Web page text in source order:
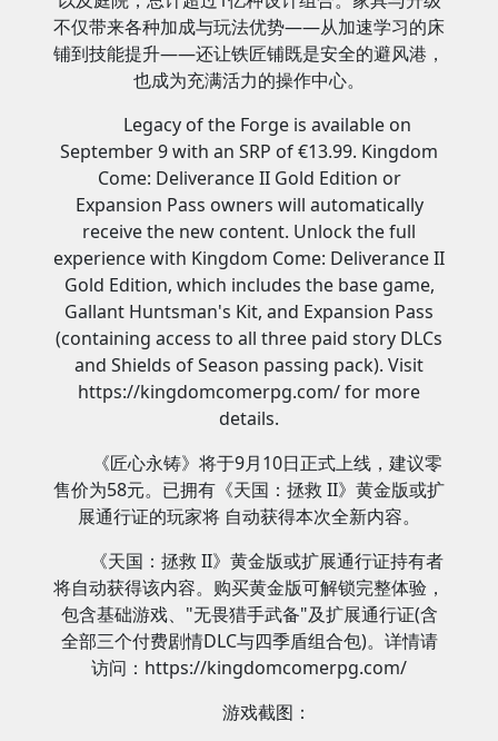
不仅带来各种加成与玩法优势——从加速学习的床
铺到技能提升——还让铁匠铺既是安全的避风港，
也成为充满活力的操作中心。
Legacy of the Forge is available on
September 9 with an SRP of €13.99. Kingdom
Come: Deliverance II Gold Edition or
Expansion Pass owners will automatically
receive the new content. Unlock the full
experience with Kingdom Come: Deliverance II
Gold Edition, which includes the base game,
Gallant Huntsman's Kit, and Expansion Pass
(containing access to all three paid story DLCs
and Shields of Season passing pack). Visit
https://kingdomcomerpg.com/ for more
details.
《匠心永铸》将于9月10日正式上线，建议零
售价为58元。已拥有《天国：拯救 II》黄金版或扩
展通行证的玩家将 自动获得本次全新内容。
《天国：拯救 II》黄金版或扩展通行证持有者
将自动获得该内容。购买黄金版可解锁完整体验，
包含基础游戏、"无畏猎手武备"及扩展通行证(含
全部三个付费剧情DLC与四季盾组合包)。详情请
访问：https://kingdomcomerpg.com/
游戏截图：